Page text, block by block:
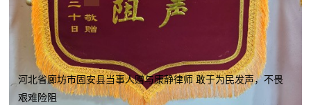
河北省廊坊市固安县当事人赠与康静律师 敢于为民发声，不畏
艰难险阻